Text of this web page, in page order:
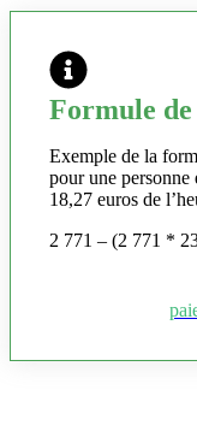
Formule
Exemple de la
pour une personne
18,27 euros de
2 771 – (2 771 *